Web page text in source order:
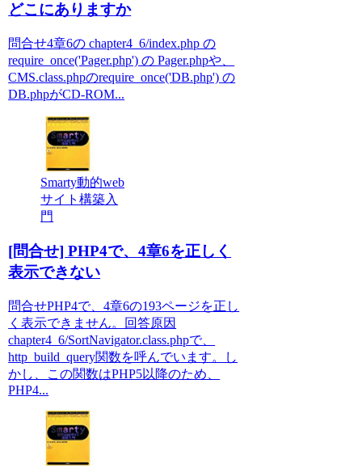
どこにありますか
問合せ4章6の chapter4_6/index.php の
require_once('Pager.php') の Pager.phpや、
CMS.class.phpのrequire_once('DB.php') の
DB.phpがCD-ROM...
Smarty動的web
サイト構築入
門
[問合せ] PHP4で、4章6を正しく
表示できない
問合せPHP4で、4章6の193ページを正し
く表示できません。回答原因
chapter4_6/SortNavigator.class.phpで、
http_build_query関数を呼んでいます。し
かし、この関数はPHP5以降のため、
PHP4...